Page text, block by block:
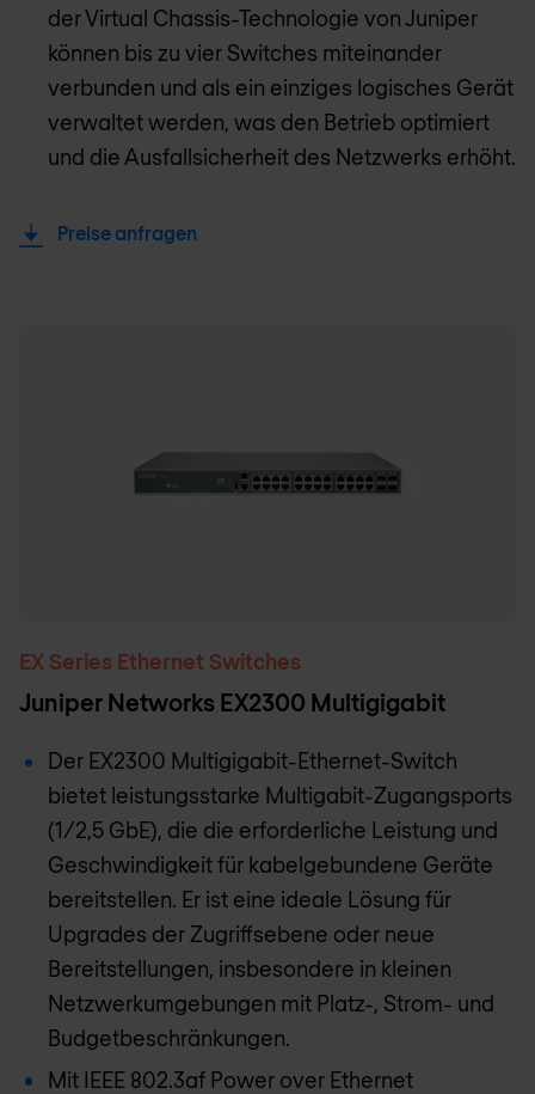
der Virtual Chassis-Technologie von Juniper
können bis zu vier Switches miteinander
verbunden und als ein einziges logisches Gerät
verwaltet werden, was den Betrieb optimiert
und die Ausfallsicherheit des Netzwerks erhöht.
Preise anfragen
EX Series Ethernet Switches
Juniper Networks EX2300 Multigigabit
Der EX2300 Multigigabit-Ethernet-Switch
bietet leistungsstarke Multigabit-Zugangsports
(1/2,5 GbE), die die erforderliche Leistung und
Geschwindigkeit für kabelgebundene Geräte
bereitstellen. Er ist eine ideale Lösung für
Upgrades der Zugriffsebene oder neue
Bereitstellungen, insbesondere in kleinen
Netzwerkumgebungen mit Platz-, Strom- und
Budgetbeschränkungen.
Mit IEEE 802.3af Power over Ethernet